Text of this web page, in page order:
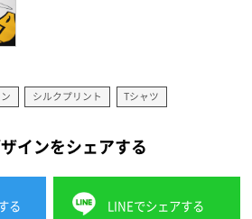
シルクプリント Tシャツ
インをシェアする
る LINEでシェアする